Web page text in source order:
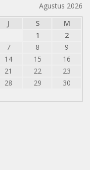
Agustus 2026
J S
M
1
2
7 8
9
14 15
16
21 22
23
28 29
30